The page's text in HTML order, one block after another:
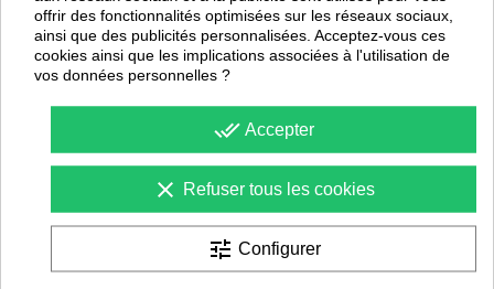
Raquette de Padel Game Jr Tube de 3 Balles de Paddle
Joma
9,78 €
Promotion
offrir des fonctionnalités optimisées sur les réseaux sociaux,
ainsi que des publicités personnalisées. Acceptez-vous ces
cookies ainsi que les implications associées à l'utilisation de
vos données personnelles ?
done_all Accepter
clear Refuser tous les cookies
tune Configurer